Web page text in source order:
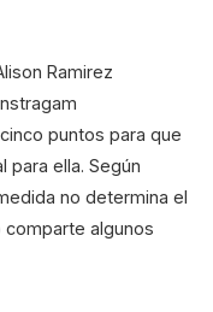
Ramirez
puntos para que
para ella. Según
no determina el
algunos